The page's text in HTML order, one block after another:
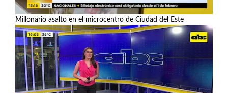
Millonario asalto en el microcentro de Ciudad del Este
Ver más